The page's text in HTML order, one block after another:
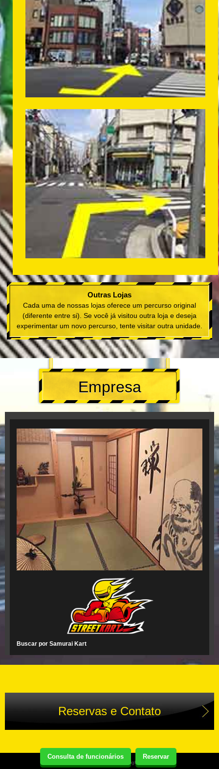
Consulta de funcionários Reservar
Outras Lojas
Cada uma de nossas lojas oferece um percurso original
(diferente entre si). Se você já visitou outra loja e deseja
experimentar um novo percurso, tente visitar outra unidade.
Empresa
Buscar por Samurai Kart
Reservas e Contato
Copyright(C) Street Kart Tour. All Rights Reserved.